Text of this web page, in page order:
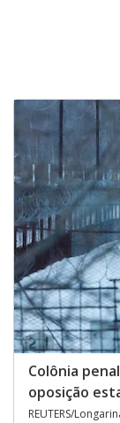
Colônia
oposição
REUTERS/